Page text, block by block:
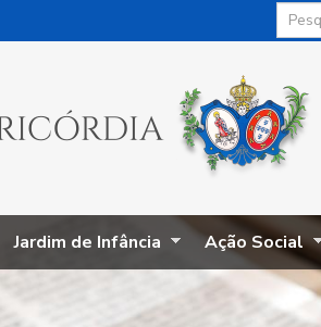
Jardim de Infância Ação Social